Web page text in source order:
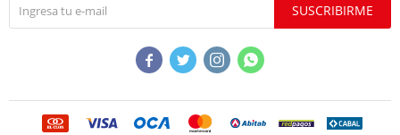
SUSCRIBIRME
   